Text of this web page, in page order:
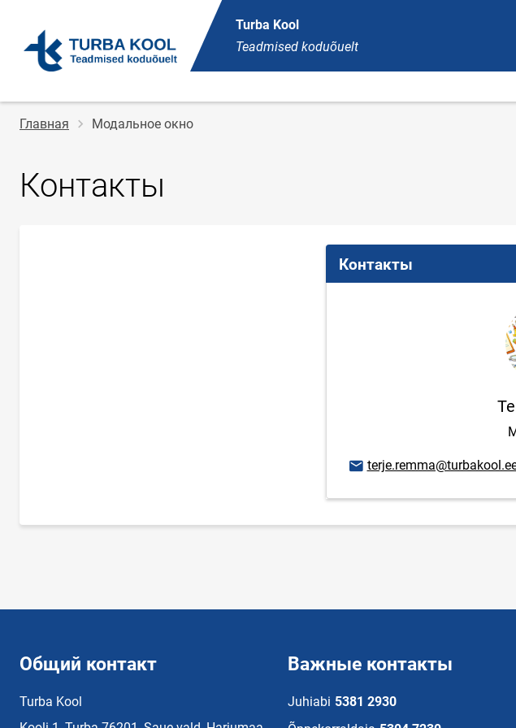
Turba Kool
Teadmised koduõuelt
Строка
Главная Модальное окно
Контакты
Контакты
E-mail адрес
Общий контакт
Turba Kool
Важные контакты
Juhiabi 5381 2930